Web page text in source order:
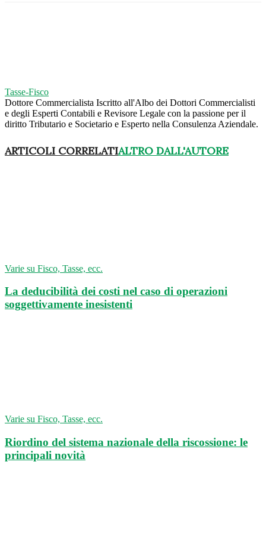
Tasse-Fisco
Dottore Commercialista Iscritto all'Albo dei Dottori Commercialisti
e degli Esperti Contabili e Revisore Legale con la passione per il
diritto Tributario e Societario e Esperto nella Consulenza Aziendale.
ARTICOLI CORRELATIALTRO DALL'AUTORE
Varie su Fisco, Tasse, ecc.
La deducibilità dei costi nel caso di operazioni
soggettivamente inesistenti
Varie su Fisco, Tasse, ecc.
Riordino del sistema nazionale della riscossione: le
principali novità